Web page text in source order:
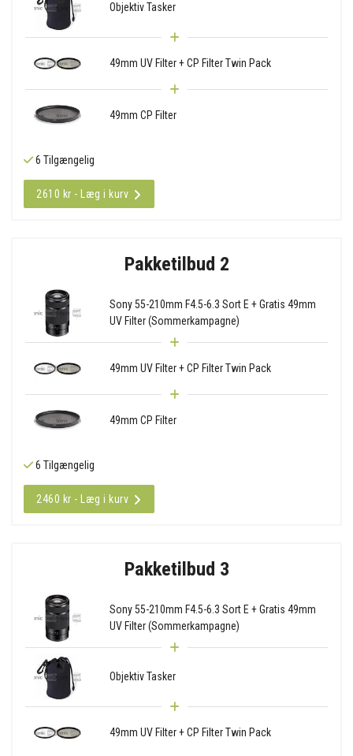
Objektiv Tasker
49mm UV Filter + CP Filter Twin Pack
49mm CP Filter
6 Tilgængelig
2610 kr - Læg i kurv
Pakketilbud 2
Sony 55-210mm F4.5-6.3 Sort E + Gratis 49mm
UV Filter (Sommerkampagne)
49mm UV Filter + CP Filter Twin Pack
49mm CP Filter
6 Tilgængelig
2460 kr - Læg i kurv
Pakketilbud 3
Sony 55-210mm F4.5-6.3 Sort E + Gratis 49mm
UV Filter (Sommerkampagne)
Objektiv Tasker
49mm UV Filter + CP Filter Twin Pack